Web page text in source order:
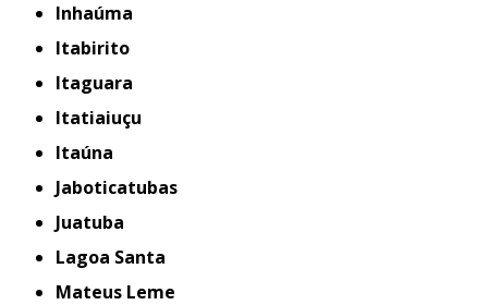
Inhaúma
Itabirito
Itaguara
Itatiaiuçu
Itaúna
Jaboticatubas
Juatuba
Lagoa Santa
Mateus Leme